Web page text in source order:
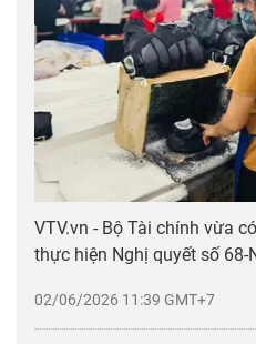
02/06/2026 11:39 GMT+7
VTV.vn - Bộ Tài chính vừa
thực hiện Nghị quyết số 68-